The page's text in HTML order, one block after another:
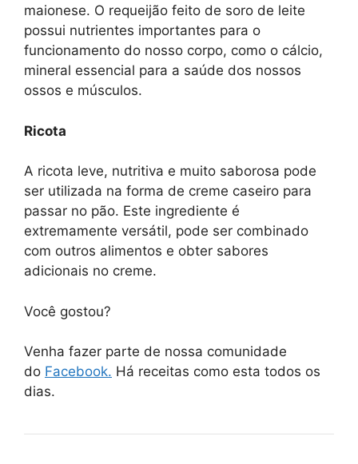
maionese. O requeijão feito de soro de leite
possui nutrientes importantes para o
funcionamento do nosso corpo, como o cálcio,
mineral essencial para a saúde dos nossos
ossos e músculos.
Ricota
A ricota leve, nutritiva e muito saborosa pode
ser utilizada na forma de creme caseiro para
passar no pão. Este ingrediente é
extremamente versátil, pode ser combinado
com outros alimentos e obter sabores
adicionais no creme.
Você gostou?
Venha fazer parte de nossa comunidade
do Facebook. Há receitas como esta todos os
dias.